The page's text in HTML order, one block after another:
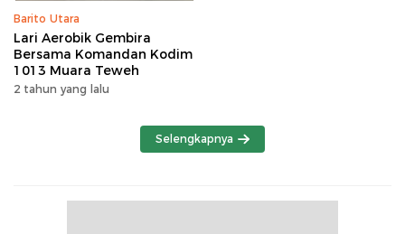
Barito Utara
Lari Aerobik Gembira
Bersama Komandan Kodim
1013 Muara Teweh
2 tahun yang lalu
Selengkapnya